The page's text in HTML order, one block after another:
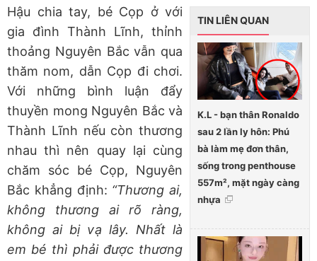
TIN LIÊN QUAN
K.L - bạn thân Ronaldo
sau 2 lần ly hôn: Phú
bà làm mẹ đơn thân,
sống trong penthouse
557m², mặt ngày càng
nhựa
Hậu chia tay, bé Cọp ở với
gia đình Thành Lĩnh, thỉnh
thoảng Nguyên Bắc vẫn qua
thăm nom, dẫn Cọp đi chơi.
Với những bình luận đẩy
thuyền mong Nguyên Bắc và
Thành Lĩnh nếu còn thương
nhau thì nên quay lại cùng
chăm sóc bé Cọp, Nguyên
Bắc khẳng định: “Thương ai,
không thương ai rõ ràng,
không ai bị vạ lây. Nhất là
em bé thì phải được thương